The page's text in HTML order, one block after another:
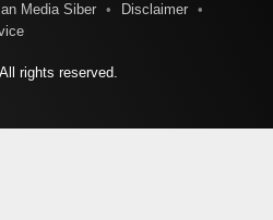
Media Siber
Disclaimer
rights reserved.